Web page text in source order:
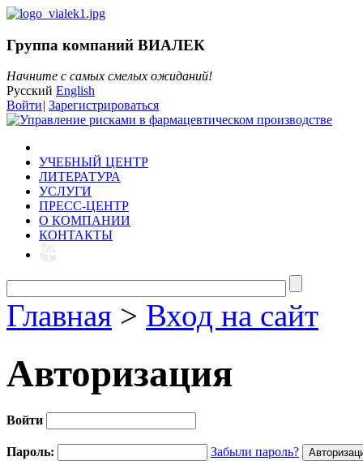
Группа компаний ВИАЛЕК
Начните с самых смелых ожиданий!
Русский English
Войти| Зарегистрироваться
УЧЕБНЫЙ ЦЕНТР
ЛИТЕРАТУРА
УСЛУГИ
ПРЕСС-ЦЕНТР
О КОМПАНИИ
КОНТАКТЫ
Главная > Вход на сайт
Авторизация
Войти
Пароль: Забыли пароль?